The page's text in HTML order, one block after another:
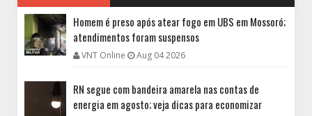
Homem é preso após atear fogo em UBS em Mossoró;
atendimentos foram suspensos
VNT Online Aug 04 2026
RN segue com bandeira amarela nas contas de
energia em agosto; veja dicas para economizar